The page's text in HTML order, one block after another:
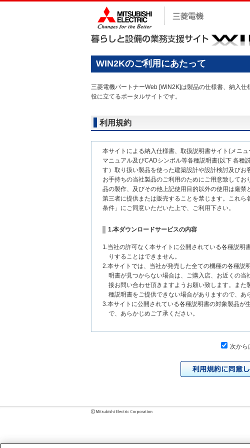
WIN2Kのご利用にあたって
三菱電機パートナーWeb [WIN2K]は製品の仕様書、納入
役に立てるポータルサイトです。
利用規約
本サイトによる納入仕様書、取扱説明書サイト(メニ
マニュアル及びCADシンボル等各種説明書(以下 各種
す）取り扱い製品を使った建築設計や設計検討及びお
お手持ちの当社製品のご利用のためにご用意致して
品の製作、及びその他上記使用目的以外の使用は厳禁
第三者に提供または販売することを禁じます。これ
条件」にご同意いただいた上で、ご利用下さい。
1.本ダウンロードサービスの内容
1.当社の許可なく本サイトに公開されている各種説明
りすることはできません。
2.本サイトでは、当社が発売した全ての機種の各種説
明書が見つからない場合は、ご購入店、お近くの
接お問い合わせ頂きますようお願い致します。ま
種説明書をご提供できない場合がありますので、あ
3.本サイトに公開されている各種説明書の対象製品が
で、あらかじめご了承ください。
いまして、本サイトに公開されている説明書の記
チェンジにより、異なる場合があります。本サイ
各種説明書は、製品本体に同梱する各種説明書の変
次から